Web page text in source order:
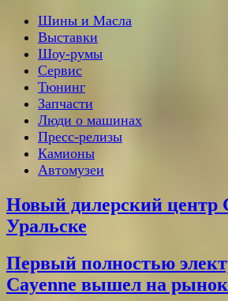
Шины и Масла
Выставки
Шоу-румы
Сервис
Тюнинг
Запчасти
Люди о машинах
Пресс-релизы
Камионы
Автомузеи
Новый дилерский центр
Уральске
Первый полностью
Cayenne вышел на рынок